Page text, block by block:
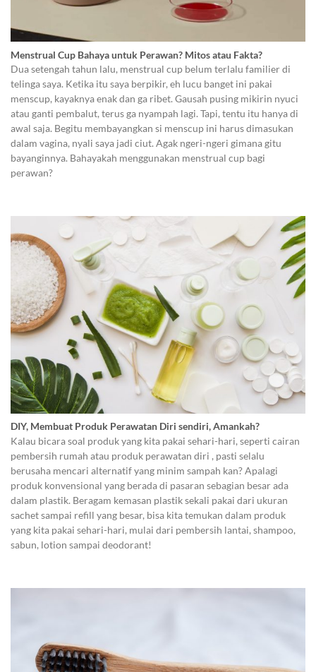
Menstrual Cup Bahaya untuk Perawan? Mitos atau Fakta?
Dua setengah tahun lalu, menstrual cup belum terlalu familier di
telinga saya. Ketika itu saya berpikir, eh lucu banget ini pakai
menscup, kayaknya enak dan ga ribet. Gausah pusing mikirin nyuci
atau ganti pembalut, terus ga nyampah lagi. Tapi, tentu itu hanya di
awal saja. Begitu membayangkan si menscup ini harus dimasukan
dalam vagina, nyali saya jadi ciut. Agak ngeri-ngeri gimana gitu
bayanginnya. Bahayakah menggunakan menstrual cup bagi
perawan?
DIY, Membuat Produk Perawatan Diri sendiri, Amankah?
Kalau bicara soal produk yang kita pakai sehari-hari, seperti cairan
pembersih rumah atau produk perawatan diri , pasti selalu
berusaha mencari alternatif yang minim sampah kan? Apalagi
produk konvensional yang berada di pasaran sebagian besar ada
dalam plastik. Beragam kemasan plastik sekali pakai dari ukuran
sachet sampai refill yang besar, bisa kita temukan dalam produk
yang kita pakai sehari-hari, mulai dari pembersih lantai, shampoo,
sabun, lotion sampai deodorant!